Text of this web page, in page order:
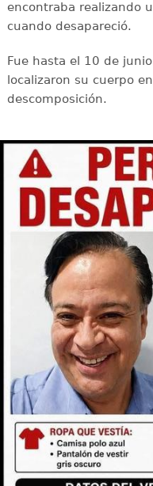
encontraba realizando
cuando desapareció.
Fue hasta el 10 de
localizaron su cuerpo
descomposición.